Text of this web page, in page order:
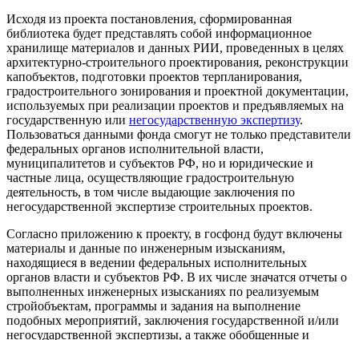
Исходя из проекта постановления, сформированная
библиотека будет представлять собой информационное
хранилище материалов и данных РИИ, проведенных в целях
архитектурно-строительного проектирования, реконструкции
капобъектов, подготовки проектов терпланирования,
градостроительного зонирования и проектной документации,
используемых при реализации проектов и предъявляемых на
государственную или негосударственную экспертизу.
Пользоваться данными фонда смогут не только представители
федеральных органов исполнительной власти,
муниципалитетов и субъектов РФ, но и юридические и
частные лица, осуществляющие градостроительную
деятельность, в том числе выдающие заключения по
негосударственной экспертизе строительных проектов.
Согласно приложению к проекту, в госфонд будут включены
материалы и данные по инженерным изысканиям,
находящиеся в ведении федеральных исполнительных
органов власти и субъектов РФ. В их числе значатся отчеты о
выполненных инженерных изысканиях по реализуемым
стройобъектам, программы и задания на выполнение
подобных мероприятий, заключения государственной и/или
негосударственной экспертизы, а также обобщенные и